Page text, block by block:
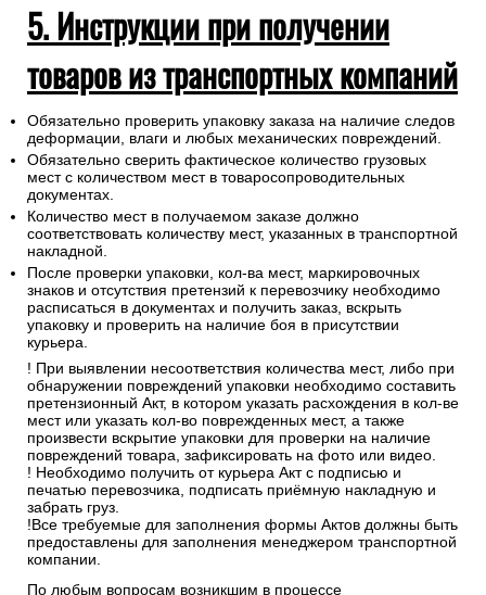
5. Инструкции при получении
товаров из транспортных компаний
Обязательно проверить упаковку заказа на наличие следов
деформации, влаги и любых механических повреждений.
Обязательно сверить фактическое количество грузовых
мест с количеством мест в товаросопроводительных
документах.
Количество мест в получаемом заказе должно
соответствовать количеству мест, указанных в транспортной
накладной.
После проверки упаковки, кол-ва мест, маркировочных
знаков и отсутствия претензий к перевозчику необходимо
расписаться в документах и получить заказ, вскрыть
упаковку и проверить на наличие боя в присутствии
курьера.
! При выявлении несоответствия количества мест, либо при
обнаружении повреждений упаковки необходимо составить
претензионный Акт, в котором указать расхождения в кол-ве
мест или указать кол-во поврежденных мест, а также
произвести вскрытие упаковки для проверки на наличие
повреждений товара, зафиксировать на фото или видео.
! Необходимо получить от курьера Акт с подписью и
печатью перевозчика, подписать приёмную накладную и
забрать груз.
!Все требуемые для заполнения формы Актов должны быть
предоставлены для заполнения менеджером транспортной
компании.
По любым вопросам возникшим в процессе